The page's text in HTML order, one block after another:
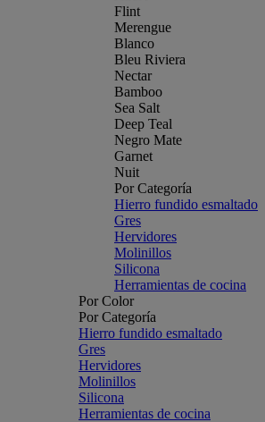
Flint
Merengue
Blanco
Bleu Riviera
Nectar
Bamboo
Sea Salt
Deep Teal
Negro Mate
Garnet
Nuit
Por Categoría
Hierro fundido esmaltado
Gres
Hervidores
Molinillos
Silicona
Herramientas de cocina
Por Color
Por Categoría
Hierro fundido esmaltado
Gres
Hervidores
Molinillos
Silicona
Herramientas de cocina